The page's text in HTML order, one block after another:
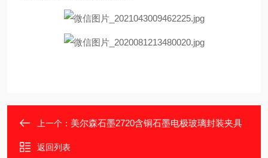
上一个： 美尔森石墨2720含铜石墨电极玻璃封装夹具
返回列表